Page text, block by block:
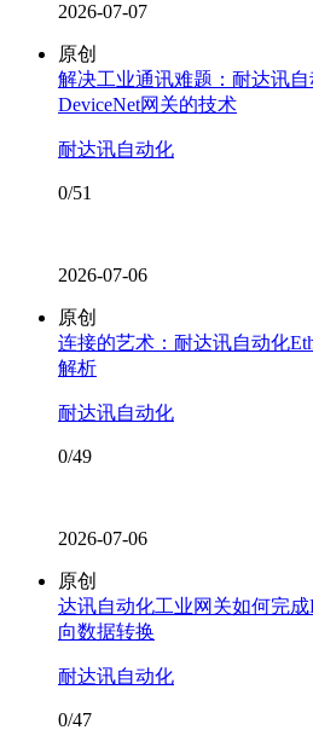
2026-07-07
原创
解决工业通讯难题：耐达讯
DeviceNet网关的技术
耐达讯自动化
0/51
2026-07-06
原创
连接的艺术：耐达讯自动化
解析
耐达讯自动化
0/49
2026-07-06
原创
达讯自动化工业网关如何完成
向数据转换
耐达讯自动化
0/47